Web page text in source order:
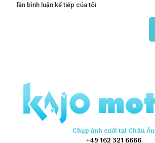
lần bình luận kế tiếp của tôi.
Chụp ảnh cưới tại Châu Âu
+49 162 321 6666